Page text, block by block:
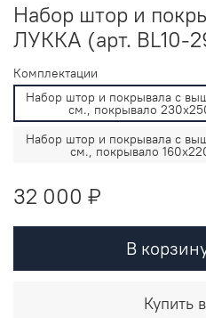
Набор штор и
ЛУККА (арт. BL10-
Комплектации
Набор штор и покрывала с
см., покрывало
Набор штор и покрывала с
см., покрывало
32 000 ₽
В
Купить